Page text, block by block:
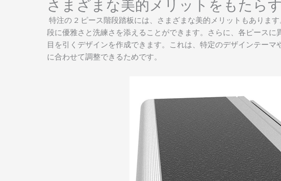
さまざまな美的メリットをもたらす
特注の 2 ピース階段踏板には、さまざまな美的メリットもありま
段に優雅さと洗練さを添えることができます。さらに、各ピース
目を引くデザインを作成できます。これは、特定のデザインテー
に合わせて調整できるためです。